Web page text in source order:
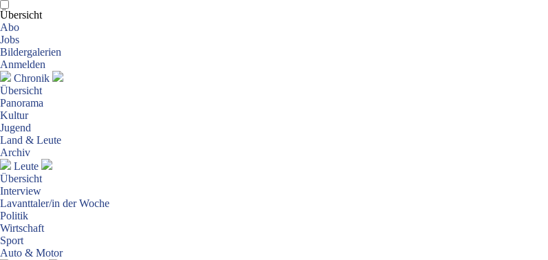
Übersicht
Abo
Jobs
Bildergalerien
Anmelden
Chronik
Übersicht
Panorama
Kultur
Jugend
Land & Leute
Archiv
Leute
Übersicht
Interview
Lavanttaler/in der Woche
Politik
Wirtschaft
Sport
Auto & Motor